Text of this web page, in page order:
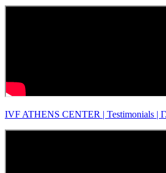
IVF ATHENS CENTER | Testimonials |